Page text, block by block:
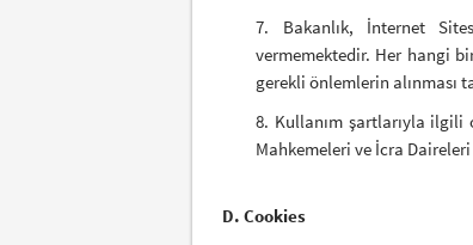
7. Bakanlık, İnternet
vermemektedir. Her hangi
gerekli önlemlerin alınması
8. Kullanım şartlarıyla ilgili
Mahkemeleri ve İcra
D. Cookies